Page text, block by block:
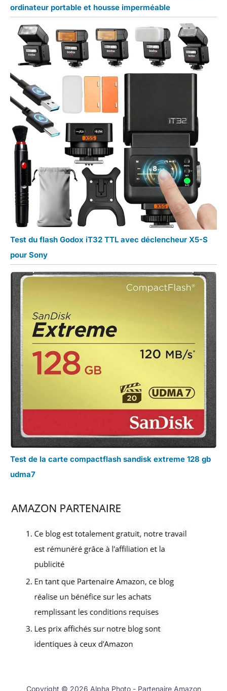
ordinateur portable et housse imperméable
Test du flash Godox iT32 TTL avec déclencheur X5-S
pour Sony
Test de la carte compactflash sandisk extreme 128 gb
udma7
Copyright © 2026 Alpha Photo - Partenaire Amazon